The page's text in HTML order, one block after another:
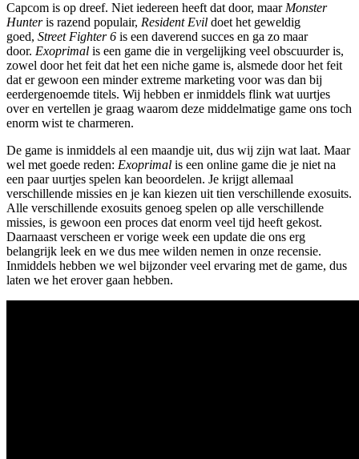
Capcom is op dreef. Niet iedereen heeft dat door, maar Monster
Hunteris razend populair, Resident Evil doet het geweldig
goed, Street Fighter 6 is een daverend succes en ga zo maar
door. Exoprimal is een game die in vergelijking veel obscuurder is,
zowel door het feit dat het een niche game is, alsmede door het feit
dat er gewoon een minder extreme marketing voor was dan bij
eerdergenoemde titels. Wij hebben er inmiddels flink wat uurtjes
over en vertellen je graag waarom deze middelmatige game ons toch
enorm wist te charmeren.
De game is inmiddels al een maandje uit, dus wij zijn wat laat. Maar
wel met goede reden: Exoprimal is een online game die je niet na
een paar uurtjes spelen kan beoordelen. Je krijgt allemaal
verschillende missies en je kan kiezen uit tien verschillende exosuits.
Alle verschillende exosuits genoeg spelen op alle verschillende
missies, is gewoon een proces dat enorm veel tijd heeft gekost.
Daarnaast verscheen er vorige week een update die ons erg
belangrijk leek en we dus mee wilden nemen in onze recensie.
Inmiddels hebben we wel bijzonder veel ervaring met de game, dus
laten we het erover gaan hebben.